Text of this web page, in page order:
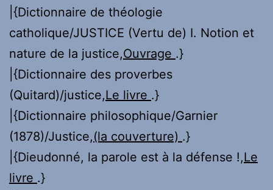
|{Dictionnaire de théologie
catholique/JUSTICE (Vertu de) I. Notion et
nature de la justice,Ouvrage .}
|{Dictionnaire des proverbes
(Quitard)/justice,Le livre .}
|{Dictionnaire philosophique/Garnier
(1878)/Justice,(la couverture) .}
|{Dieudonné, la parole est à la défense !,Le
livre .}